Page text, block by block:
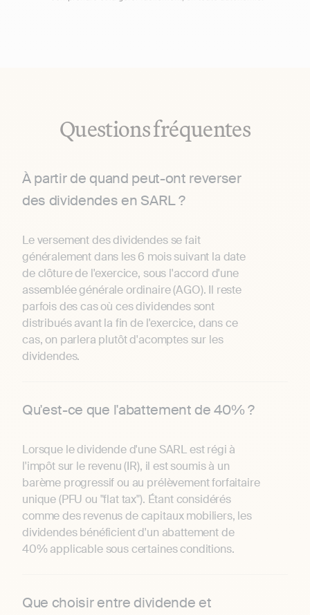
Questions fréquentes
À partir de quand peut-ont reverser
des dividendes en SARL ?
Le versement des dividendes se fait
généralement dans les 6 mois suivant la date
de clôture de l'exercice, sous l'accord d'une
assemblée générale ordinaire (AGO). Il reste
parfois des cas où ces dividendes sont
distribués avant la fin de l'exercice, dans ce
cas, on parlera plutôt d'acomptes sur les
dividendes.
Qu'est-ce que l'abattement de 40% ?
Lorsque le dividende d'une SARL est régi à
l'impôt sur le revenu (IR), il est soumis à un
barème progressif ou au prélèvement forfaitaire
unique (PFU ou "flat tax"). Étant considérés
comme des revenus de capitaux mobiliers, les
dividendes bénéficient d'un abattement de
40% applicable sous certaines conditions.
Que choisir entre dividende et